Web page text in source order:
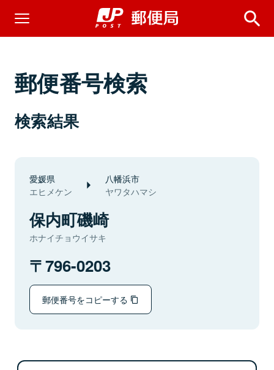
郵便番号検索
検索結果
愛媛県
エヒメケン
八幡浜市
ヤワタハマシ
保内町磯崎
ホナイチョウイサキ
796-0203
郵便番号をコピーする